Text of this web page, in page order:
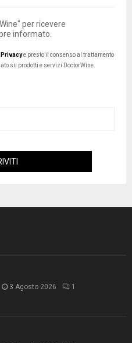
per ricevere
informato.
Privacye presto il consenso al trattamento
su prodotti e servizi DoctorWine.
3 Agosto 2026 1